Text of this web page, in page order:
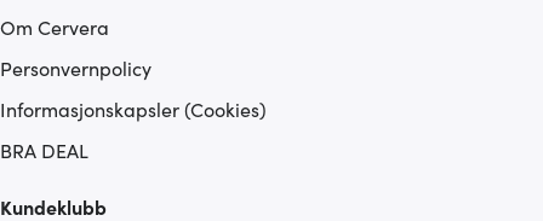
Om Cervera
Personvernpolicy
Informasjonskapsler (Cookies)
BRA DEAL
Kundeklubb